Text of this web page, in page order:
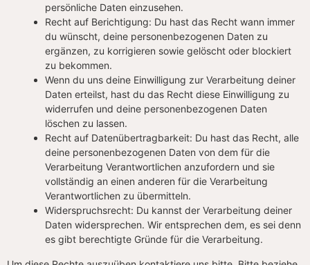
persönliche Daten einzusehen.
Recht auf Berichtigung: Du hast das Recht wann immer
du wünscht, deine personenbezogenen Daten zu
ergänzen, zu korrigieren sowie gelöscht oder blockiert
zu bekommen.
Wenn du uns deine Einwilligung zur Verarbeitung deiner
Daten erteilst, hast du das Recht diese Einwilligung zu
widerrufen und deine personenbezogenen Daten
löschen zu lassen.
Recht auf Datenübertragbarkeit: Du hast das Recht, alle
deine personenbezogenen Daten von dem für die
Verarbeitung Verantwortlichen anzufordern und sie
vollständig an einen anderen für die Verarbeitung
Verantwortlichen zu übermitteln.
Widerspruchsrecht: Du kannst der Verarbeitung deiner
Daten widersprechen. Wir entsprechen dem, es sei denn
es gibt berechtigte Gründe für die Verarbeitung.